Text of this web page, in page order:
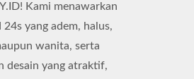
Kami menawarkan
yang adem, halus,
wanita, serta
desain yang atraktif,